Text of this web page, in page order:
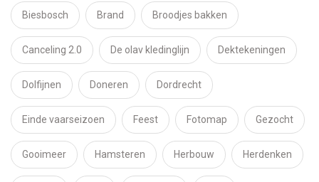
Biesbosch Brand Broodjes bakken
Canceling 2.0 De olav kledinglijn Dektekeningen
Dolfijnen Doneren Dordrecht
Einde vaarseizoen Feest Fotomap Gezocht
Gooimeer Hamsteren Herbouw Herdenken